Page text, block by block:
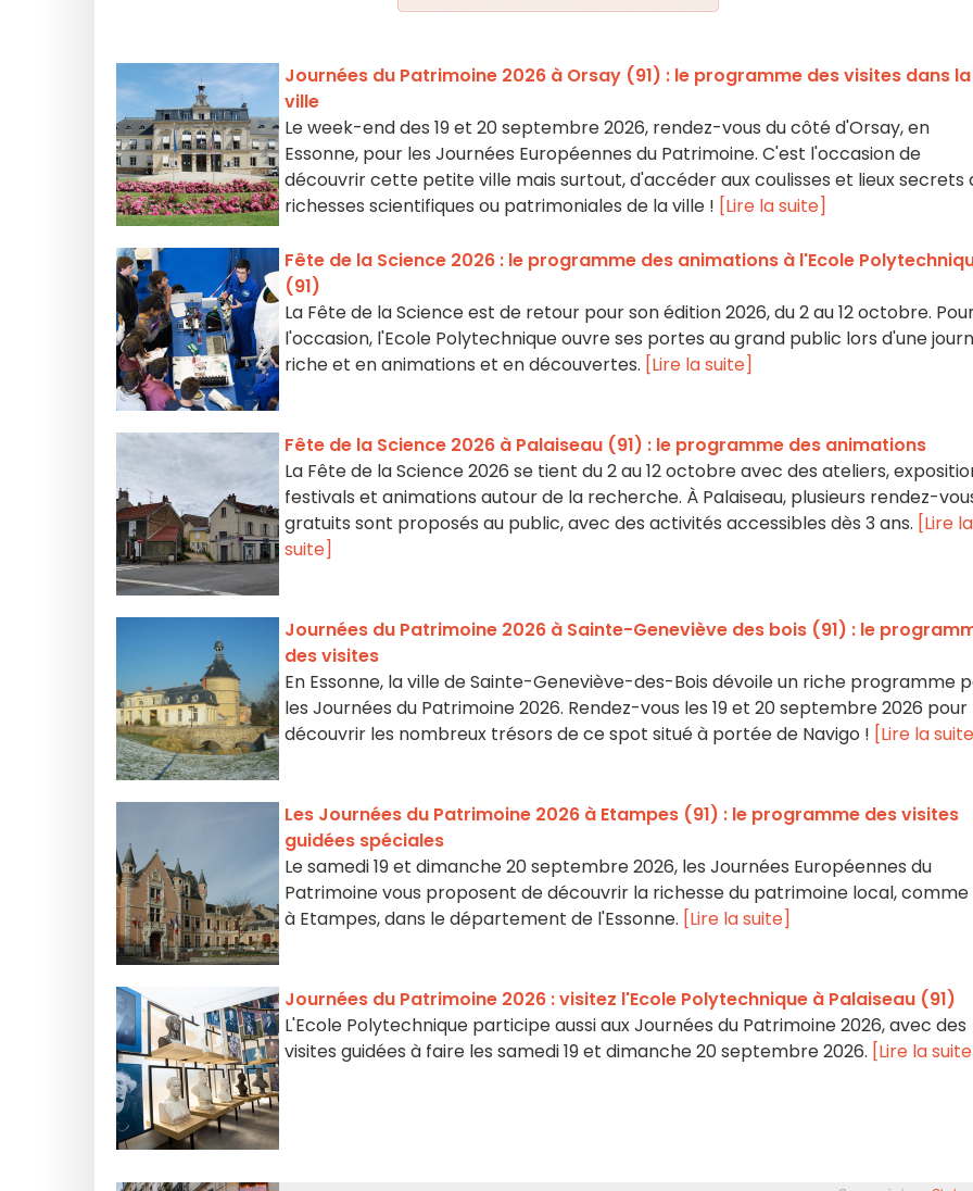
Journées du Patrimoine 2026 à Orsay (91) : le programme des visites dans la
ville
Le week-end des 19 et 20 septembre 2026, rendez-vous du côté d'Orsay, en
Essonne, pour les Journées Européennes du Patrimoine. C'est l'occasion de
découvrir cette petite ville mais surtout, d'accéder aux coulisses et lieux secrets
richesses scientifiques ou patrimoniales de la ville ! [Lire la suite]
Fête de la Science 2026 : le programme des animations à l'Ecole
(91)
La Fête de la Science est de retour pour son édition 2026, du 2 au 12 octobre.
l'occasion, l'Ecole Polytechnique ouvre ses portes au grand public lors d'une
riche et en animations et en découvertes. [Lire la suite]
Fête de la Science 2026 à Palaiseau (91) : le programme des animations
La Fête de la Science 2026 se tient du 2 au 12 octobre avec des ateliers,
festivals et animations autour de la recherche. À Palaiseau, plusieurs rendez-
gratuits sont proposés au public, avec des activités accessibles dès 3 ans. [Lire la
suite]
Journées du Patrimoine 2026 à Sainte-Geneviève des bois (91) : le
des visites
En Essonne, la ville de Sainte-Geneviève-des-Bois dévoile un riche programme
les Journées du Patrimoine 2026. Rendez-vous les 19 et 20 septembre 2026 pour
découvrir les nombreux trésors de ce spot situé à portée de Navigo ! [Lire la
Les Journées du Patrimoine 2026 à Etampes (91) : le programme des visites
guidées spéciales
Le samedi 19 et dimanche 20 septembre 2026, les Journées Européennes du
Patrimoine vous proposent de découvrir la richesse du patrimoine local, comme
à Etampes, dans le département de l'Essonne. [Lire la suite]
Journées du Patrimoine 2026 : visitez l'Ecole Polytechnique à Palaiseau (91)
L'Ecole Polytechnique participe aussi aux Journées du Patrimoine 2026, avec des
visites guidées à faire les samedi 19 et dimanche 20 septembre 2026. [Lire la